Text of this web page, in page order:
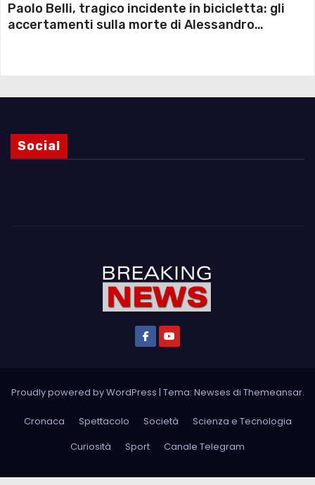
Paolo Belli, tragico incidente in bicicletta: gli
accertamenti sulla morte di Alessandro
Social
Proudly powered by WordPress | Tema: Newses di Themeansar.
Cronaca Spettacolo Società
Scienza e Tecnologia
Curiosità
Sport Canale Telegram